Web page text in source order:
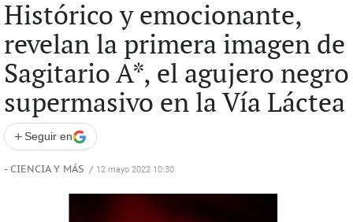
Histórico y emocionante,
revelan la primera imagen de
Sagitario A*, el agujero negro
supermasivo en la Vía Láctea
+ Seguir en
- CIENCIA Y MÁS / 12 mayo 2022 10:30